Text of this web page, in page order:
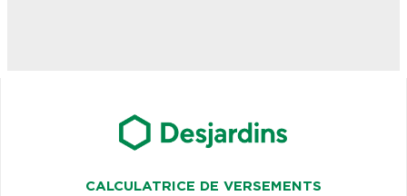
CALCULATRICE DE VERSEMENTS